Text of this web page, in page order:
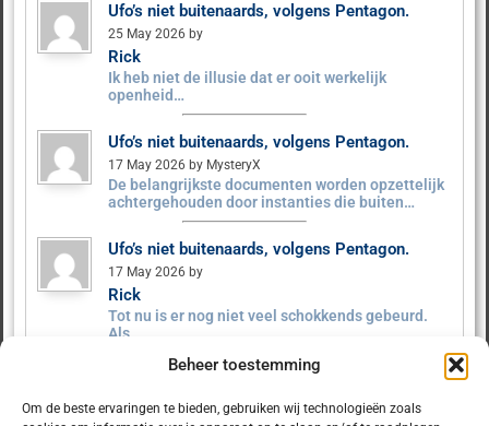
Beheer toestemming
Om de beste ervaringen te bieden, gebruiken wij technologieën zoals
Ufo’s niet buitenaards, volgens Pentagon.
25 May 2026 by
Rick
Ik heb niet de illusie dat er ooit werkelijk
openheid…
Ufo’s niet buitenaards, volgens Pentagon.
17 May 2026 by MysteryX
De belangrijkste documenten worden opzettelijk
achtergehouden door instanties die buiten…
Ufo’s niet buitenaards, volgens Pentagon.
17 May 2026 by
Rick
Tot nu is er nog niet veel schokkends gebeurd.
Als…
Ufo’s niet buitenaards, volgens Pentagon.
9 May 2026 by MysteryX